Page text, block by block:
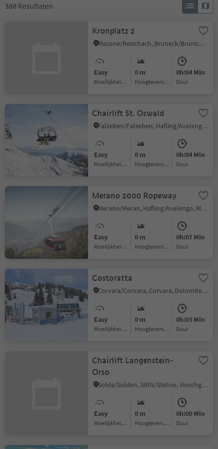
388 Resultaten
Kronplatz 2
Riscone/Reischach, Bruneck/Brunico, Dolomites Region Kronplatz/Plan de Corones
Easy
Moeilijkheidsgraad
0 m
Hoogteverschil
0h:04 Min
Duur
Chairlift St. Oswald
Falzeben/Falzeben, Hafling/Avelengo, Meran/Merano and environs
Easy
Moeilijkheidsgraad
0 m
Hoogteverschil
0h:04 Min
Duur
Merano 2000 Ropeway
Merano/Meran, Hafling/Avelengo, Meran/Merano and environs
Easy
Moeilijkheidsgraad
0 m
Hoogteverschil
0h:07 Min
Duur
Costoratta
Corvara/Corvara, Corvara, Dolomites Region Alta Badia
Easy
Moeilijkheidsgraad
0 m
Hoogteverschil
0h:03 Min
Duur
Chairlift Langenstein-
Orso
Solda/Sulden, Stilfs/Stelvio, Vinschgau/Val Venosta
Easy
Moeilijkheidsgraad
0 m
Hoogteverschil
0h:00 Min
Duur